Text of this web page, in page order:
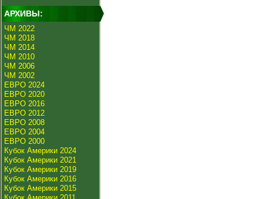
АРХИВЫ:
ЧМ 2022
ЧМ 2018
ЧМ 2014
ЧМ 2010
ЧМ 2006
ЧМ 2002
ЕВРО 2024
ЕВРО 2020
ЕВРО 2016
ЕВРО 2012
ЕВРО 2008
ЕВРО 2004
ЕВРО 2000
Кубок Америки 2024
Кубок Америки 2021
Кубок Америки 2019
Кубок Америки 2016
Кубок Америки 2015